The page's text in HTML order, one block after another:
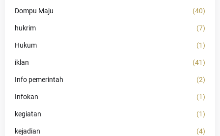
Dompu Maju (40)
hukrim (7)
Hukum (1)
iklan (41)
Info pemerintah (2)
Infokan (1)
kegiatan (1)
kejadian (4)